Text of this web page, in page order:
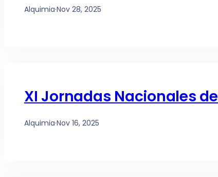
Alquimia·Nov 28, 2025
XI Jornadas Nacionales
Alquimia·Nov 16, 2025